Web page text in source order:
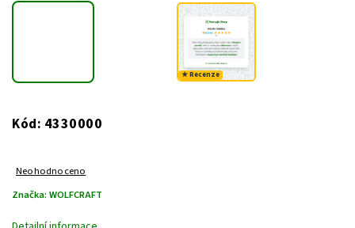
★ Recenze
Kód: 4330000
Neohodnoceno
Značka: WOLFCRAFT